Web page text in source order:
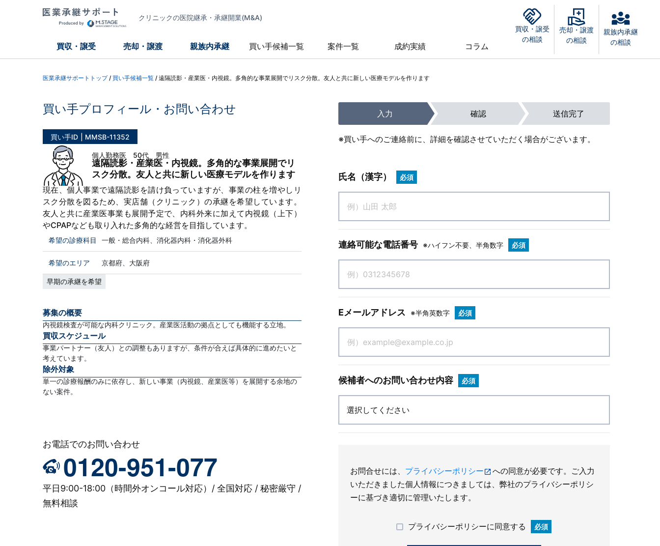
クリニックの医院継承・承継開業(M&A)
買収・譲受 売却・譲渡 親族内承継 買い手候補一覧 案件一覧 成約実績 コラム
買収・譲受
の相談
売却・譲渡
の相談
親族内承継
の相談
医業承継サポートトップ/ 買い手候補一覧 / 遠隔読影・産業医・内視鏡。多角的な事業展開でリスク分散。友人と共に新しい医療モデルを作ります
買い手プロフィール・お問い合わせ
買い手ID MMSB-11352
個人勤務医 50代 男性
遠隔読影・産業医・内視鏡。多角的な事業展開でリ
スク分散。友人と共に新しい医療モデルを作ります
現在、個人事業で遠隔読影を請け負っていますが、事業の柱を増やしリ
スク分散を図るため、実店舗（クリニック）の承継を希望しています。
友人と共に産業医事業も展開予定で、内科外来に加えて内視鏡（上下）
やCPAPなども取り入れた多角的な経営を目指しています。
希望の診療科目 一般・総合内科、消化器内科・消化器外科
希望のエリア 京都府、大阪府
早期の承継を希望
募集の概要
内視鏡検査が可能な内科クリニック。産業医活動の拠点としても機能する立地。
買収スケジュール
事業パートナー（友人）との調整もありますが、条件が合えば具体的に進めたいと
考えています。
除外対象
単一の診療報酬のみに依存し、新しい事業（内視鏡、産業医等）を展開する余地の
ない案件。
お電話でのお問い合わせ
0120-951-077
平日9:00-18:00（時間外オンコール対応）/ 全国対応 / 秘密厳守 /
無料相談
入力 確認 送信完了
※買い手へのご連絡前に、詳細を確認させていただく場合がございます。
氏名（漢字） 必須
連絡可能な電話番号 ※ハイフン不要、半角数字 必須
Eメールアドレス ※半角英数字 必須
候補者へのお問い合わせ内容 必須
お問合せには、 プライバシーポリシー
への同意が必要です。ご入力
いただきました個人情報につきましては、弊社のプライバシーポリシ
ーに基づき適切に管理いたします。
プライバシーポリシーに同意する 必須